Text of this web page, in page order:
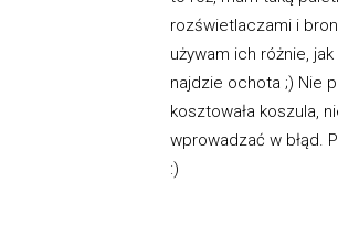
rozświetlaczami i
używam ich różnie, jak
najdzie ochota ;) Nie
kosztowała koszula,
wprowadzać w błąd.
:)